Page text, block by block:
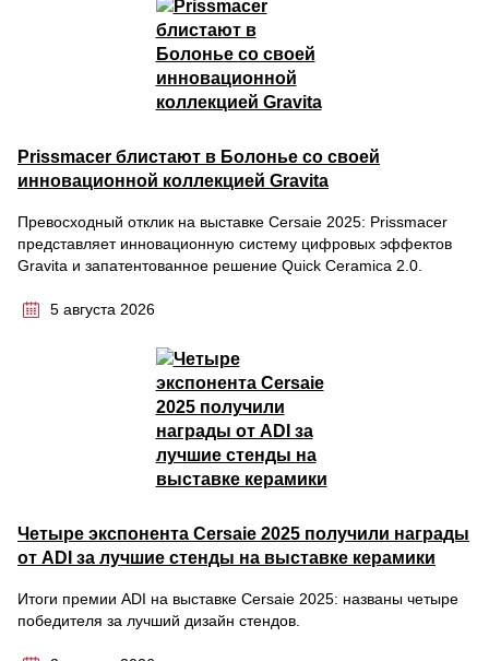
Prissmacer блистают в Болонье со своей
инновационной коллекцией Gravita
Превосходный отклик на выставке Cersaie 2025: Prissmacer
представляет инновационную систему цифровых эффектов
Gravita и запатентованное решение Quick Ceramica 2.0.
5 августа 2026
Четыре экспонента Cersaie 2025 получили награды
от ADI за лучшие стенды на выставке керамики
Итоги премии ADI на выставке Cersaie 2025: названы четыре
победителя за лучший дизайн стендов.